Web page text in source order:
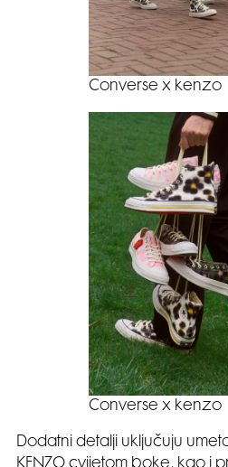
Converse x kenzo
Converse x kenzo
Dodatni detalji uključuju